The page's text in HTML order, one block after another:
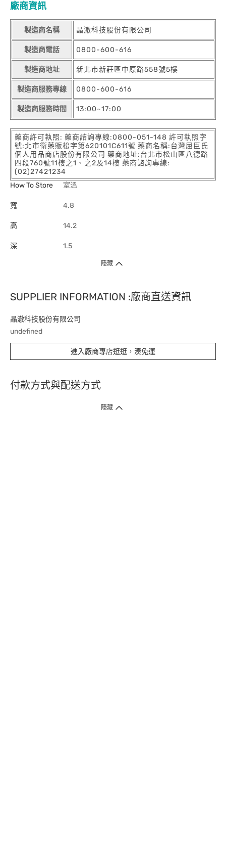
廠商資訊
製造商名稱 晶澈科技股份有限公司
製造商電話 0800-600-616
製造商地址 新北市新莊區中原路558號5樓
製造商服務專線 0800-600-616
製造商服務時間 13:00~17:00
藥商許可執照: 藥商諮詢專線:0800-051-148 許可執照字
號:北市衛藥販松字第620101C611號 藥商名稱:台灣屈臣氏
個人用品商店股份有限公司 藥商地址:台北市松山區八德路
四段760號11樓之1、之2及14樓 藥商諮詢專線:
(02)27421234
How To Store
室溫
寬 4.8
高 14.2
深 1.5
隱藏
SUPPLIER INFORMATION :廠商直送資訊
晶澈科技股份有限公司
undefined
進入廠商專店逛逛，湊免運
付款方式與配送方式
隱藏